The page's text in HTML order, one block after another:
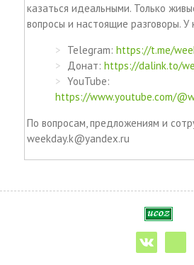
казаться идеальными. Только
вопросы и настоящие разговоры.
Telegram: https://t.me/
Донат: https://dalink.to/
YouTube:
https://www.youtube.com/
По вопросам, предложениям и
weekday.k@yandex.ru